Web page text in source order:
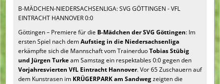
B-MÄDCHEN-NIEDERSACHSENLIGA: SVG GÖTTINGEN - VFL
EINTRACHT HANNOVER 0:0
Göttingen – Premiere für die B-Mädchen der SVG Göttingen: Im
ersten Spiel nach demAufstieg in die Niedersachsenliga
erkämpfte sich die Mannschaft vom TrainerduoTobias Stübig
und Jürgen Turkeam Samstag ein respektables 0:0 gegen den
Vorjahresvierten VfL Eintracht Hannover. Vor 65 Zuschauern auf
dem Kunstrasen im KRÜGERPARK am Sandwegzeigten die